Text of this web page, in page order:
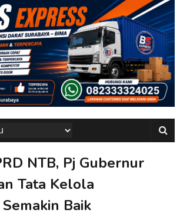
NTB, Pj Gubernur
Tata Kelola
Baik